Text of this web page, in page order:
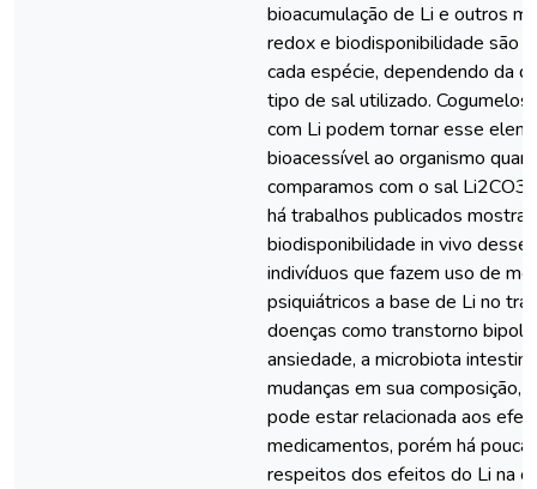
bioacumulação de Li e outros
redox e biodisponibilidade são
cada espécie, dependendo da
tipo de sal utilizado. Cogumelos
com Li podem tornar esse
bioacessível ao organismo
comparamos com o sal Li2CO3,
há trabalhos publicados
biodisponibilidade in vivo desse
indivíduos que fazem uso de
psiquiátricos a base de Li no
doenças como transtorno
ansiedade, a microbiota
mudanças em sua composição,
pode estar relacionada aos
medicamentos, porém há
respeitos dos efeitos do Li na